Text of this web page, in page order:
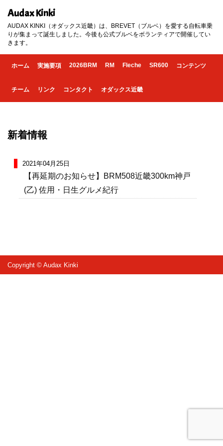
Audax Kinki
AUDAX KINKI（オダックス近畿）は、BREVET（ブルベ）を愛する自転車乗
りが集まって誕生しました。今後も公式ブルベをボランティアで開催してい
きます。
ホーム 実施要項 2026BRM RM Fleche SR600 コンテンツ
チーム リンク コンタクト オダックス近畿
新着情報
2021年04月25日
【再延期のお知らせ】BRM508近畿300km神戸
(乙) 佐用・日生グルメ紀行
Copyright © Audax Kinki